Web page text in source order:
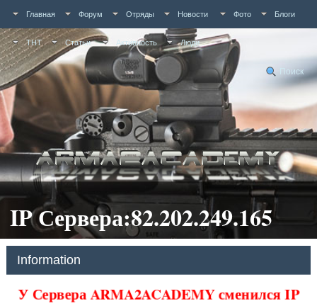
Главная Форум Отряды Новости Фото Блоги
ТНТ Статьи Активность Люди
Поиск
IP Сервера:82.202.249.165
Information
У Сервера ARMA2ACADEMY сменился IP